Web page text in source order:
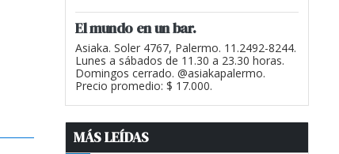
El mundo en un bar.
Asiaka. Soler 4767, Palermo. 11.2492-8244.
Lunes a sábados de 11.30 a 23.30 horas.
Domingos cerrado. @asiakapalermo.
Precio promedio: $ 17.000.
MÁS LEÍDAS